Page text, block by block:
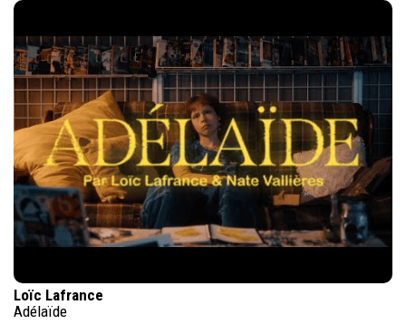
Loïc Lafrance
Adélaïde